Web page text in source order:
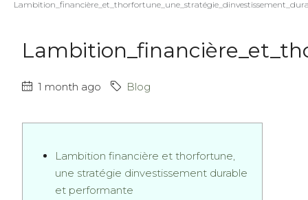
1 month ago Blog
Lambition financière et thorfortune,
une stratégie dinvestissement durable
et performante